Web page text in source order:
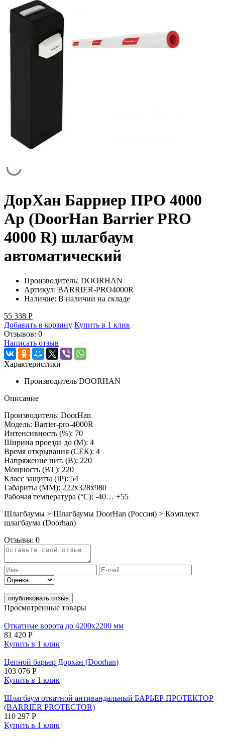
ДорХан Барриер ПРО 4000
Ар (DoorHan Barrier PRO
4000 R) шлагбаум
автоматический
Производитель: DOORHAN
Артикул: BARRIER-PRO4000R
Наличие: В наличии на складе
55 338 Р
Добавить в корзину Купить в 1 клик
Отзывов: 0
Написать отзыв
Характеристики
Производитель DOORHAN
Описание
Производитель: DoorHan
Модель: Barrier-pro-4000R
Интенсивность (%): 70
Ширина проезда до (М): 4
Время открывания (СЕК): 4
Напряжение пит. (B): 220
Мощность (ВТ): 220
Класс защиты (IP): 54
Габариты (ММ): 222x328x980
Рабочая температура (°C): -40… +55
Шлагбаумы > Шлагбаумы DoorHan (Россия) > Комплект
шлагбаума (Doorhan)
Отзывы: 0
опубликовать отзыв
Просмотренные товары
Откатные ворота до 4200х2200 мм
81 420 Р
Купить в 1 клик
Цепной барьер Дорхан (Doorhan)
103 076 Р
Купить в 1 клик
Шлагбаум откатной антивандальный БАРЬЕР ПРОТЕКТОР
(BARRIER PROTECTOR)
110 297 Р
Купить в 1 клик